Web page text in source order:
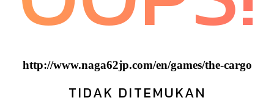
http://www.naga62jp.com/en/games/the-cargo
TIDAK DITEMUKAN